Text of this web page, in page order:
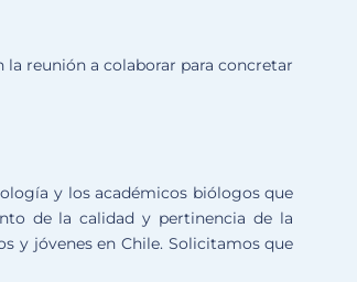
reunión a colaborar para concretar
y los académicos biólogos que
de la calidad y pertinencia de la
y jóvenes en Chile. Solicitamos que